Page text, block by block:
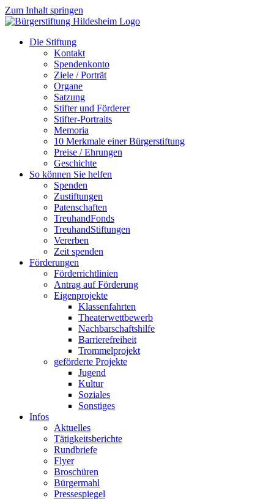
Zum Inhalt springen
Die Stiftung
Kontakt
Spendenkonto
Ziele / Porträt
Organe
Satzung
Stifter und Förderer
Stifter-Portraits
Memoria
10 Merkmale einer Bürgerstiftung
Preise / Ehrungen
Geschichte
So können Sie helfen
Spenden
Zustiftungen
Patenschaften
TreuhandFonds
TreuhandStiftungen
Vererben
Zeit spenden
Förderungen
Förderrichtlinien
Antrag auf Förderung
Eigenprojekte
Klassenfahrten
Theaterwettbewerb
Nachbarschaftshilfe
Barrierefreiheit
Trommelprojekt
geförderte Projekte
Jugend
Kultur
Soziales
Sonstiges
Infos
Aktuelles
Tätigkeitsberichte
Rundbriefe
Flyer
Broschüren
Bürgermahl
Pressespiegel